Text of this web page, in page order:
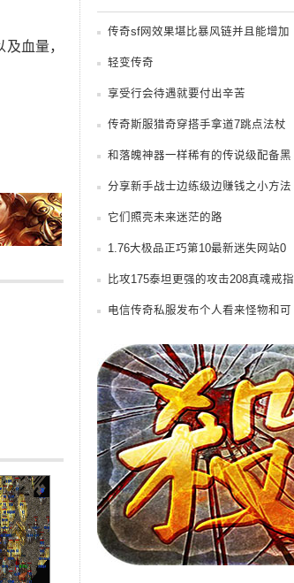
血量，
传奇sf网效果堪比暴风链并且能增加
轻变传奇
享受行会待遇就要付出辛苦
传奇斯服猎奇穿搭手拿道7跳点法杖
和落魄神器一样稀有的传说级配备黑
分享新手战士边练级边赚钱之小方法
它们照亮未来迷茫的路
1.76大极品正巧第10最新迷失网站0
比攻175泰坦更强的攻击208真魂戒指
电信传奇私服发布个人看来怪物和可